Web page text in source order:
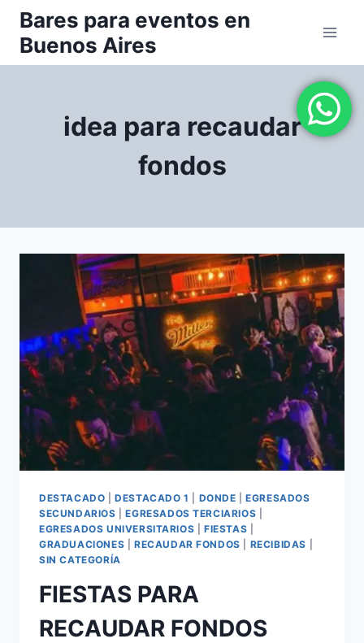
Saltar
contenido
Bares para eventos en
Buenos Aires
idea para recaudar
fondos
DESTACADO |DESTACADO 1 DONDE |EGRESADOS
SECUNDARIOS |EGRESADOS TERCIARIOS
EGRESADOS UNIVERSITARIOS |FIESTAS
GRADUACIONES
RECAUDAR FONDOS RECIBIDAS
SIN CATEGORÍA
FIESTAS PARA
RECAUDAR FONDOS